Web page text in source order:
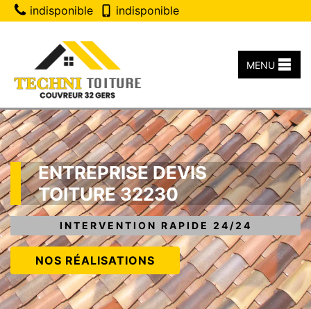
indisponible indisponible
MENU
ENTREPRISE DEVIS
TOITURE 32230
INTERVENTION RAPIDE 24/24
NOS RÉALISATIONS